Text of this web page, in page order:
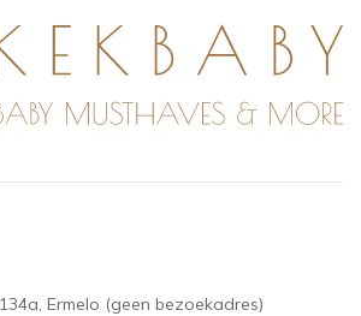
Ermelo (geen bezoekadres)